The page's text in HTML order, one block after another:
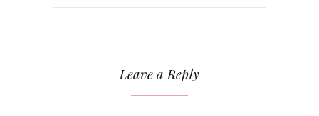
Leave a Reply